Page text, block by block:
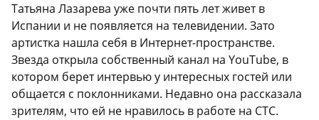
Татьяна Лазарева уже почти пять лет живет в
Испании и не появляется на телевидении. Зато
артистка нашла себя в Интернет-пространстве.
Звезда открыла собственный канал на YouTube, в
котором берет интервью у интересных гостей или
общается с поклонниками. Недавно она рассказала
зрителям, что ей не нравилось в работе на СТС.